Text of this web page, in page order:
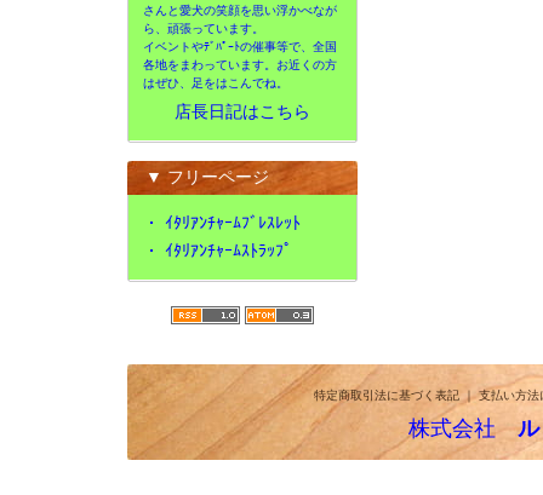
さんと愛犬の笑顔を思い浮かべなが
ら、頑張っています。
イベントやﾃﾞﾊﾟｰﾄの催事等で、全国
各地をまわっています。お近くの方
はぜひ、足をはこんでね。
店長日記はこちら
▼ フリーページ
・ ｲﾀﾘｱﾝﾁｬｰﾑﾌﾞﾚｽﾚｯﾄ
・ ｲﾀﾘｱﾝﾁｬｰﾑｽﾄﾗｯﾌﾟ
特定商取引法に基づく表記｜支払い方法
株式会社